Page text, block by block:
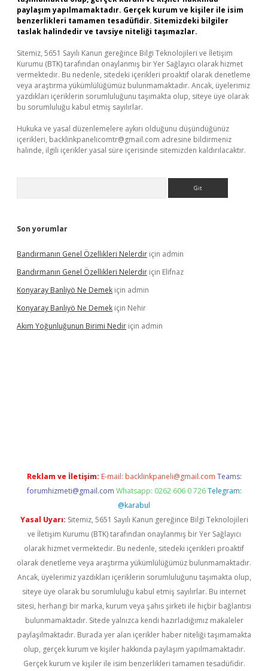
paylaşım yapılmamaktadır. Gerçek kurum ve kişiler ile isim
benzerlikleri tamamen tesadüfidir. Sitemizdeki bilgiler
taslak halindedir ve tavsiye niteliği taşımazlar.
Sitemiz, 5651 Sayılı Kanun gereğince Bilgi Teknolojileri ve İletişim
Kurumu (BTK) tarafından onaylanmış bir Yer Sağlayıcı olarak hizmet
vermektedir. Bu nedenle, sitedeki içerikleri proaktif olarak denetleme
veya araştırma yükümlülüğümüz bulunmamaktadır. Ancak, üyelerimiz
yazdıkları içeriklerin sorumluluğunu taşımakta olup, siteye üye olarak
bu sorumluluğu kabul etmiş sayılırlar.
Hukuka ve yasal düzenlemelere aykırı olduğunu düşündüğünüz
içerikleri, backlinkpanelicomtr@gmail.com adresine bildirmeniz
halinde, ilgili içerikler yasal süre içerisinde sitemizden kaldırılacaktır.
Son yorumlar
Bandırmanın Genel Özellikleri Nelerdir için admin
Bandırmanın Genel Özellikleri Nelerdir için Elifnaz
Konyaray Banliyö Ne Demek için admin
Konyaray Banliyö Ne Demek için Nehir
Akım Yoğunluğunun Birimi Nedir için admin
Reklam ve İletişim: E-mail: backlinkpaneli@gmail.com Teams:
forumhizmeti@gmail.com Whatsapp: 0262 606 0 726 Telegram:
@karabul
Yasal Uyarı: Sitemiz, 5651 Sayılı Kanun gereğince Bilgi Teknolojileri
ve İletişim Kurumu (BTK) tarafından onaylanmış bir Yer Sağlayıcı
olarak hizmet vermektedir. Bu nedenle, sitedeki içerikleri proaktif
olarak denetleme veya araştırma yükümlülüğümüz bulunmamaktadır.
Ancak, üyelerimiz yazdıkları içeriklerin sorumluluğunu taşımakta olup,
siteye üye olarak bu sorumluluğu kabul etmiş sayılırlar. Bu internet
sitesi, herhangi bir marka, kurum veya şahıs şirketi ile hiçbir bağlantısı
bulunmamaktadır. Sitede yalnızca kendi hazırladığımız makaleler
paylaşılmaktadır. Burada yer alan içerikler haber niteliği taşımamakta
olup, gerçek kurum ve kişiler hakkında paylaşım yapılmamaktadır.
Gerçek kurum ve kişiler ile isim benzerlikleri tamamen tesadüfidir.